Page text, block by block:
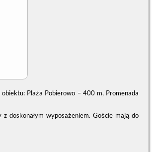
Plaża Pobierowo – 400 m, Promenada
doskonałym wyposażeniem. Goście mają do